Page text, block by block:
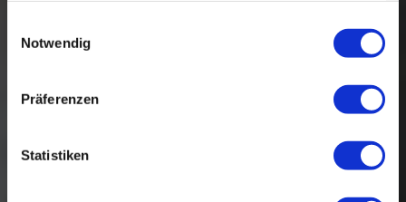
Notwendig
Präferenzen
Statistiken